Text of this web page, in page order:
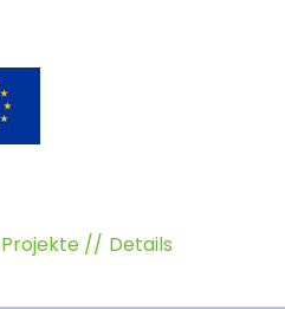
Projekte Details